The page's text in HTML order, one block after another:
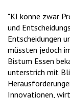
"KI könne zwar
und
Entscheidungen
müssten jedoch
Bistum Essen
unterstrich mit
Innovationen,